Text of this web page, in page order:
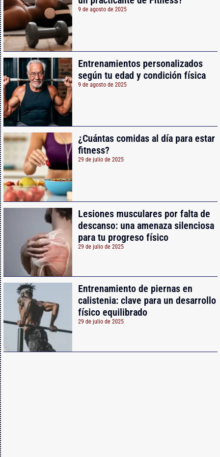
9 de agosto de 2025
Entrenamientos personalizados
según tu edad y condición física
9 de agosto de 2025
¿Cuántas comidas al día para estar
fitness?
29 de julio de 2025
Lesiones musculares por falta de
descanso: una amenaza silenciosa
para tu progreso físico
29 de julio de 2025
Entrenamiento de piernas en
calistenia: clave para un desarrollo
físico equilibrado
29 de julio de 2025